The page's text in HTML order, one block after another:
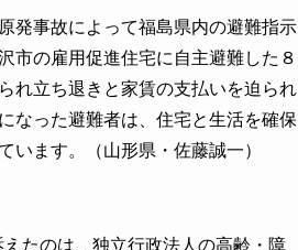
発事故によって福島県内の避難指示
市の雇用促進住宅に自主避難した８
れ立ち退きと家賃の支払いを迫られ
なった避難者は、住宅と生活を確保
います。（山形県・佐藤誠一）
たのは、独立行政法人の高齢・障